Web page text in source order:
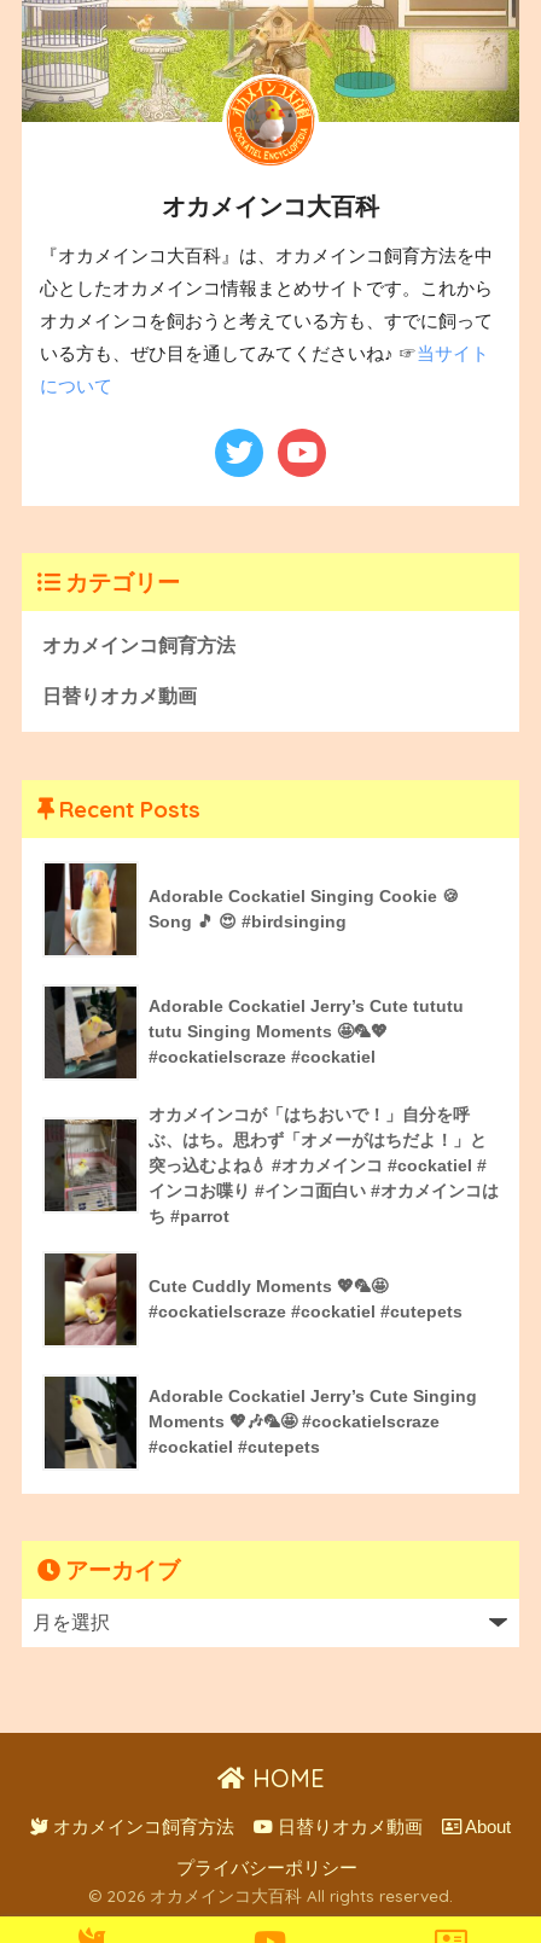
オカメインコ大百科
『オカメインコ大百科』は、オカメインコ飼育方法を中
心としたオカメインコ情報まとめサイトです。これから
オカメインコを飼おうと考えている方も、すでに飼って
いる方も、ぜひ目を通してみてくださいね♪ ☞当サイト
について
カテゴリー
オカメインコ飼育方法
日替りオカメ動画
Recent Posts
Adorable Cockatiel Singing Cookie 🍪
Song 🎵 😍 #birdsinging
Adorable Cockatiel Jerry’s Cute tututu
tutu Singing Moments 🤩🦜💖
#cockatielscraze #cockatiel
オカメインコが「はちおいで！」自分を呼
ぶ、はち。思わず「オメーがはちだよ！」と
突っ込むよね💧 #オカメインコ #cockatiel #
インコお喋り #インコ面白い #オカメインコは
ち #parrot
Cute Cuddly Moments 💖🦜🤩
#cockatielscraze #cockatiel #cutepets
Adorable Cockatiel Jerry’s Cute Singing
Moments 💖🎶🦜🤩 #cockatielscraze
#cockatiel #cutepets
アーカイブ
HOME
オカメインコ飼育方法 日替りオカメ動画 About
プライバシーポリシー
© 2026 オカメインコ大百科 All rights reserved.